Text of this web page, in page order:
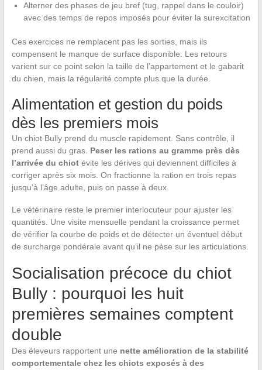
Alterner des phases de jeu bref (tug, rappel dans le couloir)
avec des temps de repos imposés pour éviter la surexcitation
Ces exercices ne remplacent pas les sorties, mais ils
compensent le manque de surface disponible. Les retours
varient sur ce point selon la taille de l’appartement et le gabarit
du chien, mais la régularité compte plus que la durée.
Alimentation et gestion du poids
dès les premiers mois
Un chiot Bully prend du muscle rapidement. Sans contrôle, il
prend aussi du gras. Peser les rations au gramme près dès
l’arrivée du chiotévite les dérives qui deviennent difficiles à
corriger après six mois. On fractionne la ration en trois repas
jusqu’à l’âge adulte, puis on passe à deux.
Le vétérinaire reste le premier interlocuteur pour ajuster les
quantités. Une visite mensuelle pendant la croissance permet
de vérifier la courbe de poids et de détecter un éventuel début
de surcharge pondérale avant qu’il ne pèse sur les articulations.
Socialisation précoce du chiot
Bully : pourquoi les huit
premières semaines comptent
double
Des éleveurs rapportent une nette amélioration de la stabilité
comportementale chez les chiots exposés à des